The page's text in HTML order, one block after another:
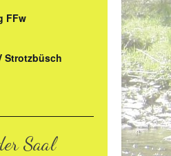
FFw
Strotzbüsch
Saal